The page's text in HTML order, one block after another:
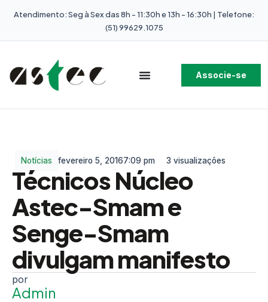
Atendimento: Seg à Sex das 8h - 11:30h e 13h - 16:30h | Telefone:
(51) 99629.1075
Associe-se
Notícias fevereiro 5, 20167:09 pm 3 visualizações
Técnicos Núcleo
Astec-Smam e
Senge-Smam
divulgam manifesto
Admin